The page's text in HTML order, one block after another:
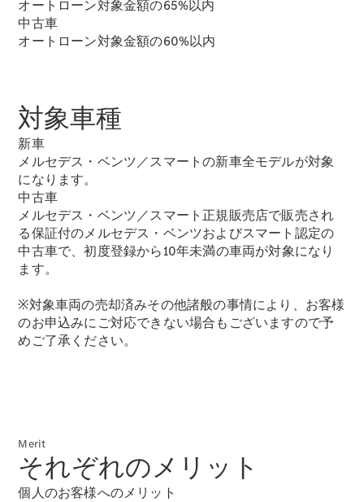
フェア・イ
Benz LIVE!
Mercedes-
STUDIO
TOKYO
ディーラー
検索
ご購入相談
電気自動車
デジタルコ
ンパニオン
限定車ライ
オートローン対象金額の65%以内
中古車
オートローン対象金額の60%以内
対象車種
新車
メルセデス・ベンツ／スマートの新車全モデルが対象
になります。
中古車
メルセデス・ベンツ／スマート正規販売店で販売され
る保証付のメルセデス・ベンツおよびスマート認定の
中古車で、初度登録から10年未満の車両が対象になり
ます。
※対象車両の売却済みその他諸般の事情により、お客様
のお申込みにご対応できない場合もございますので予
めご了承ください。
Merit
それぞれのメリット
個人のお客様へのメリット